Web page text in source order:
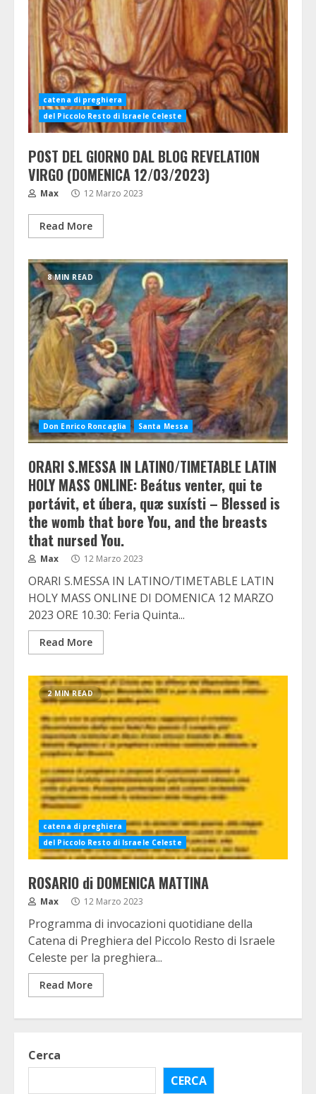
catena di preghiera
del Piccolo Resto di Israele Celeste
POST DEL GIORNO DAL BLOG REVELATION
VIRGO (DOMENICA 12/03/2023)
Max 12 Marzo 2023
Read More
8 MIN READ
Don Enrico Roncaglia Santa Messa
ORARI S.MESSA IN LATINO/TIMETABLE LATIN
HOLY MASS ONLINE: Beátus venter, qui te
portávit, et úbera, quæ suxísti – Blessed is
the womb that bore You, and the breasts
that nursed You.
Max 12 Marzo 2023
ORARI S.MESSA IN LATINO/TIMETABLE LATIN
HOLY MASS ONLINE DI DOMENICA 12 MARZO
2023 ORE 10.30: Feria Quinta...
Read More
2 MIN READ
catena di preghiera
del Piccolo Resto di Israele Celeste
ROSARIO di DOMENICA MATTINA
Max 12 Marzo 2023
Programma di invocazioni quotidiane della
Catena di Preghiera del Piccolo Resto di Israele
Celeste per la preghiera...
Read More
Cerca
CERCA